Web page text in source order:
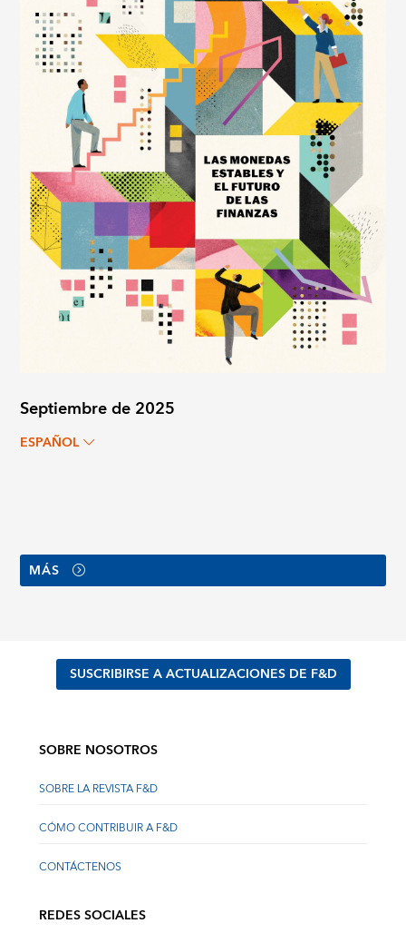
Septiembre de 2025
ESPAÑOL
MÁS
SUSCRIBIRSE A ACTUALIZACIONES DE F&D
SOBRE NOSOTROS
SOBRE LA REVISTA F&D
CÓMO CONTRIBUIR A F&D
CONTÁCTENOS
REDES SOCIALES